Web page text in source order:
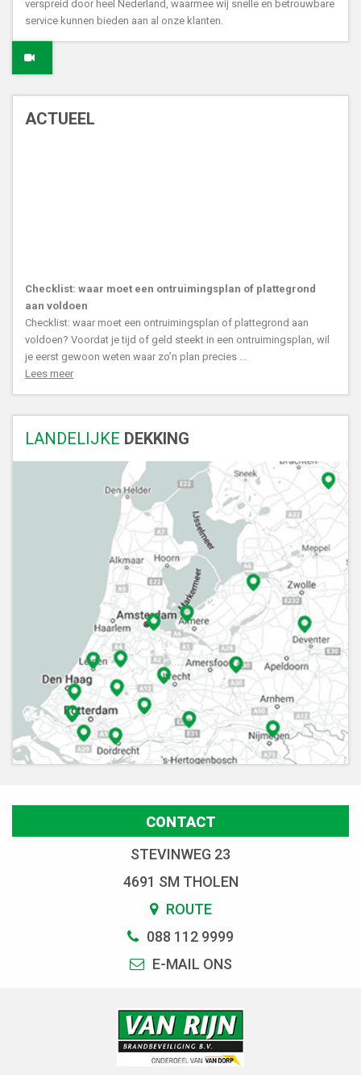
verspreid door heel Nederland, waarmee wij snelle en betrouwbare
service kunnen bieden aan al onze klanten.
ACTUEEL
Checklist: waar moet een ontruimingsplan of plattegrond
aan voldoen
Checklist: waar moet een ontruimingsplan of plattegrond aan
voldoen? Voordat je tijd of geld steekt in een ontruimingsplan, wil
je eerst gewoon weten waar zo’n plan precies ...
Lees meer
LANDELIJKE DEKKING
CONTACT
STEVINWEG 23
4691 SM THOLEN
ROUTE
088 112 9999
E-MAIL ONS